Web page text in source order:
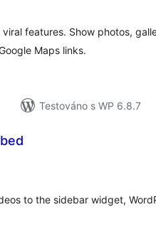
features. Show photos,
Maps links.
Testováno s WP 6.8.7
to the sidebar widget,